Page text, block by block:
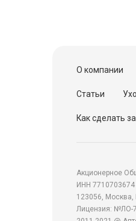
О компании
Статьи
Как сделать
Акционерное
ИНН
123056, Москва,
Лицензия: №ЛО-